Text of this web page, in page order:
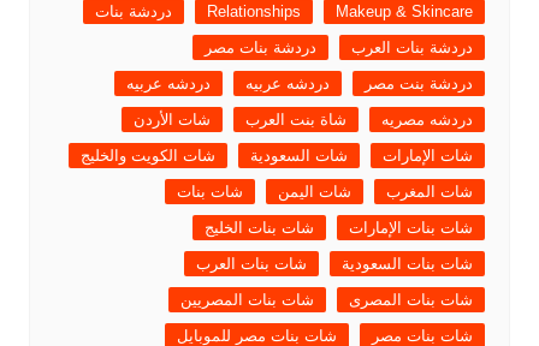
Makeup & Skincare
Relationships
دردشة بنات
دردشة بنات العرب
دردشة بنات مصر
دردشة بنت مصر
دردشه عربيه
دردشه عربيه
دردشه مصريه
شاة بنت العرب
شات الأردن
شات الإمارات
شات السعودية
شات الكويت والخليج
شات المغرب
شات اليمن
شات بنات
شات بنات الإمارات
شات بنات الخليج
شات بنات السعودية
شات بنات العرب
شات بنات المصرى
شات بنات المصريين
شات بنات مصر
شات بنات مصر للموبايل